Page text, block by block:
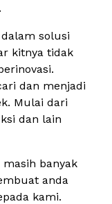
solusi
kitnya tidak
dan menjadi
Mulai dari
dan lain
banyak
anda
kami.